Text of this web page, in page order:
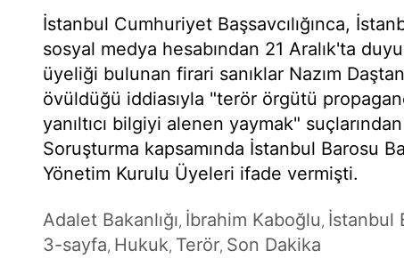
İstanbul Cumhuriyet Başsavcılığınca,
sosyal medya hesabından 21 Aralık'ta
üyeliği bulunan firari sanıklar Nazım
övüldüğü iddiasıyla "terör örgütü
yanıltıcı bilgiyi alenen yaymak"
Soruşturma kapsamında İstanbul Barosu
Yönetim Kurulu Üyeleri ifade vermişti.
Adalet Bakanlığı, İbrahim Kaboğlu, İstanbul
3-sayfa, Hukuk, Terör, Son Dakika